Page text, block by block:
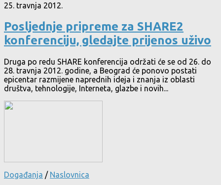
25. travnja 2012.
Posljednje pripreme za SHARE2
konferenciju, gledajte prijenos uživo
Druga po redu SHARE konferencija održati će se od 26. do
28. travnja 2012. godine, a Beograd će ponovo postati
epicentar razmijene naprednih ideja i znanja iz oblasti
društva, tehnologije, Interneta, glazbe i novih...
Događanja / Naslovnica